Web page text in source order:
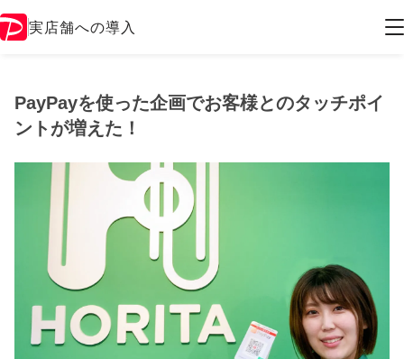
実店舗への導入
PayPayを使った企画でお客様とのタッチポイ
ントが増えた！